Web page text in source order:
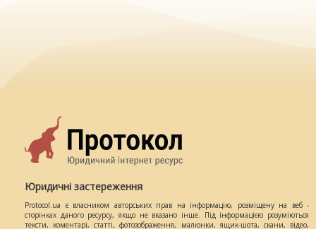
Юридичні застереження
Protocol.ua є власником авторських прав на інформацію, розміщену на веб -
сторінках даного ресурсу, якщо не вказано інше. Під інформацією розуміються
тексти, коментарі, статті, фотозображення, малюнки, ящик-шота, скани, відео,